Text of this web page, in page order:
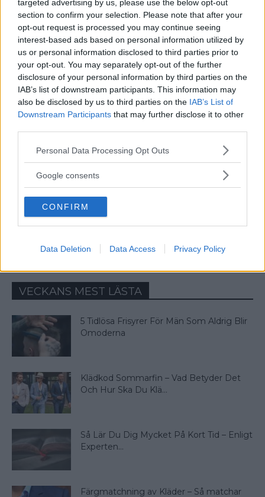
targeted advertising by us, please use the below opt-out
section to confirm your selection. Please note that after your
opt-out request is processed you may continue seeing
interest-based ads based on personal information utilized by
us or personal information disclosed to third parties prior to
your opt-out. You may separately opt-out of the further
disclosure of your personal information by third parties on the
IAB’s list of downstream participants. This information may
also be disclosed by us to third parties on the IAB’s List of
Downstream Participants that may further disclose it to other
Please note that this website/app uses one or more Google
not limited to your visit or usage behaviour. You may click to
use your data for below specified purposes in below Google
consent section.
Personal Data Processing Opt Outs
Google consents
CONFIRM
Data Deletion Data Access Privacy Policy
RELATERADE ARTIKLAR
Träna Med Träningsvärk – Svar På
Alla Dina Frågor!
6e Juni?
Vad Är Den Lilla Fickan På Jeans
Till För?
VECKANS MEST LÄSTA
5 Tidlösa Frisyrer För Män Som Aldrig Blir
Omoderna
Klädkod Sommarfin – Vad Betyder Det
Och Hur Ska Du Klä...
Så Lär Du Dig Mycket På Kort Tid – Enligt
Experten...
Färgmatchning av Kläder – Så matchar